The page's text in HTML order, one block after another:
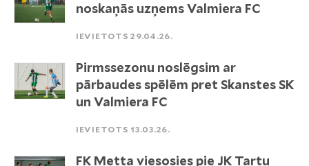
noskaņās uzņems Valmiera FC
IEVIETOTS 29.04.26.
Pirmssezonu noslēgsim ar
pārbaudes spēlēm pret Skanstes SK
un Valmiera FC
IEVIETOTS 13.03.26.
FK Metta viesosies pie JK Tartu